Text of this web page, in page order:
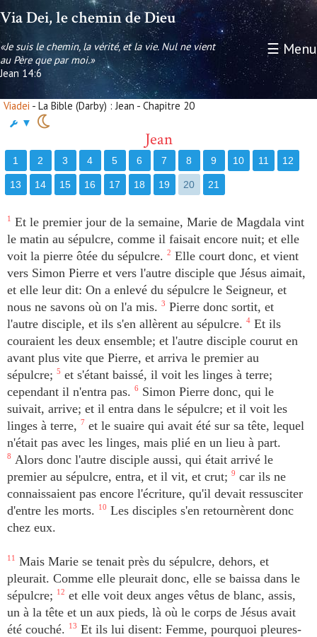
Via Dei, le chemin de Dieu
«Je suis le chemin, la vérité, et la vie. Nul ne vient
au Père que par moi.»
Jean 14:6
☰ Menu
Viadei - La Bible (Darby) : Jean - Chapitre 20
▼
Jean
1 2 3 4 5 6 7 8 9 10 11 12
13 14 15 16 17 18 19 20 21
1
Et le premier jour de la semaine, Marie de Magdala vint
le matin au sépulcre, comme il faisait encore nuit; et elle
voit la pierre ôtée du sépulcre. 2 Elle court donc, et vient
vers Simon Pierre et vers l'autre disciple que Jésus aimait,
et elle leur dit: On a enlevé du sépulcre le Seigneur, et
nous ne savons où on l'a mis. 3 Pierre donc sortit, et
l'autre disciple, et ils s'en allèrent au sépulcre. 4 Et ils
couraient les deux ensemble; et l'autre disciple courut en
avant plus vite que Pierre, et arriva le premier au
sépulcre; 5 et s'étant baissé, il voit les linges à terre;
cependant il n'entra pas. 6 Simon Pierre donc, qui le
suivait, arrive; et il entra dans le sépulcre; et il voit les
linges à terre, 7 et le suaire qui avait été sur sa tête, lequel
n'était pas avec les linges, mais plié en un lieu à part.
8 Alors donc l'autre disciple aussi, qui était arrivé le
premier au sépulcre, entra, et il vit, et crut; 9 car ils ne
connaissaient pas encore l'écriture, qu'il devait ressusciter
d'entre les morts.
10 Les disciples s'en retournèrent donc
chez eux.
11
Mais Marie se tenait près du sépulcre, dehors, et
pleurait. Comme elle pleurait donc, elle se baissa dans le
sépulcre;
12 et elle voit deux anges vêtus de blanc, assis,
un à la tête et un aux pieds, là où le corps de Jésus avait
été couché.
13 Et ils lui disent: Femme, pourquoi pleures-